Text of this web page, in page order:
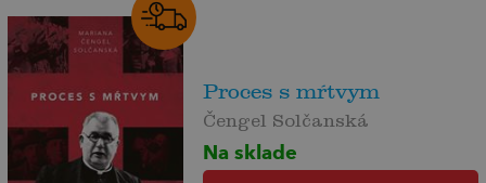
Proces s mŕtvym
Čengel Solčanská
Na sklade